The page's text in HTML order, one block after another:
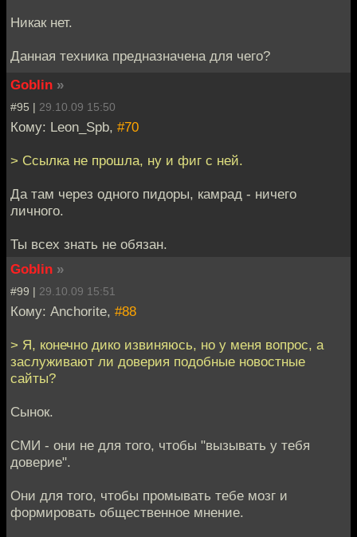
Никак нет.
Данная техника предназначена для чего?
Goblin »
#95 | 29.10.09 15:50
Кому: Leon_Spb, #70
> Ссылка не прошла, ну и фиг с ней.
Да там через одного пидоры, камрад - ничего
личного.
Ты всех знать не обязан.
Goblin »
#99 | 29.10.09 15:51
Кому: Anchorite, #88
> Я, конечно дико извиняюсь, но у меня вопрос, а
заслуживают ли доверия подобные новостные
сайты?
Сынок.
СМИ - они не для того, чтобы "вызывать у тебя
доверие".
Они для того, чтобы промывать тебе мозг и
формировать общественное мнение.